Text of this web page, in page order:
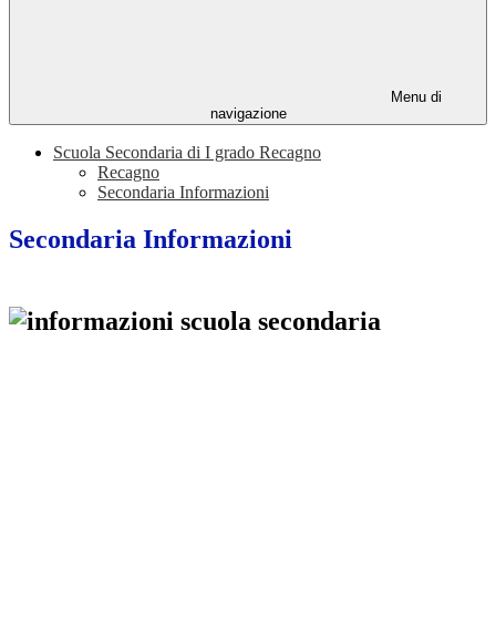
Menu di
navigazione
Scuola Secondaria di I grado Recagno
Recagno
Secondaria Informazioni
Secondaria Informazioni